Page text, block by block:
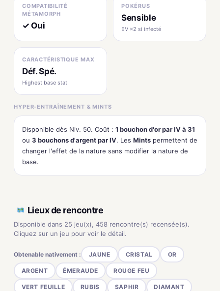
COMPATIBILITÉ
MÉTAMORPH
✓ Oui
POKÉRUS
Sensible
EV ×2 si infecté
CARACTÉRISTIQUE MAX
Déf. Spé.
Highest base stat
HYPER-ENTRAÎNEMENT & MINTS
Disponible dès Niv. 50. Coût : 1 bouchon d'or par IV à 31
ou 3 bouchons d'argent par IV. Les Mints permettent de
changer l'effet de la nature sans modifier la nature de
base.
Lieux de rencontre
Disponible dans 25 jeu(x), 458 rencontre(s) recensée(s).
Cliquez sur un jeu pour voir le détail.
Obtenable nativement : JAUNE CRISTAL OR
ARGENT ÉMERAUDE ROUGE FEU
VERT FEUILLE RUBIS SAPHIR DIAMANT